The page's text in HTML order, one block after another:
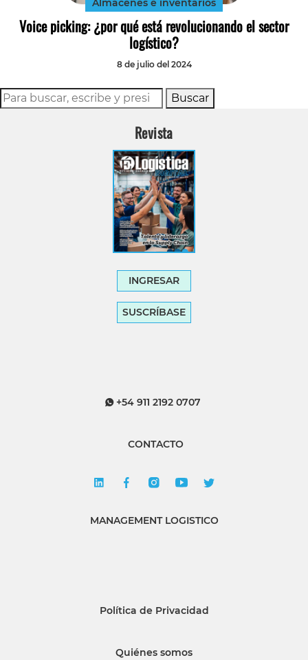
Almacenes e inventarios
Voice picking: ¿por qué está revolucionando el sector
logístico?
8 de julio del 2024
Buscar
Revista
INGRESAR
SUSCRÍBASE
+54 911 2192 0707
CONTACTO
MANAGEMENT LOGISTICO
Política de Privacidad
Quiénes somos